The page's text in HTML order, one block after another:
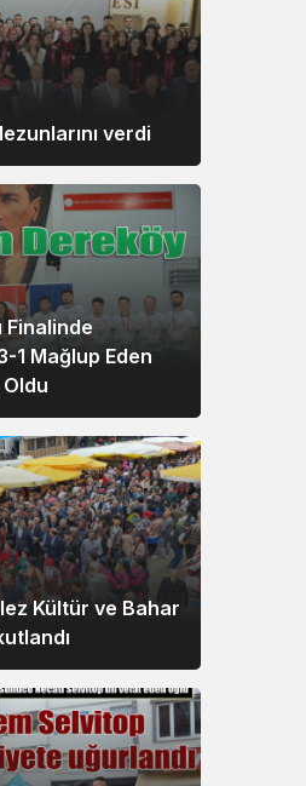
verdi
Finalinde
1 Mağlup Eden
Kültür ve Bahar